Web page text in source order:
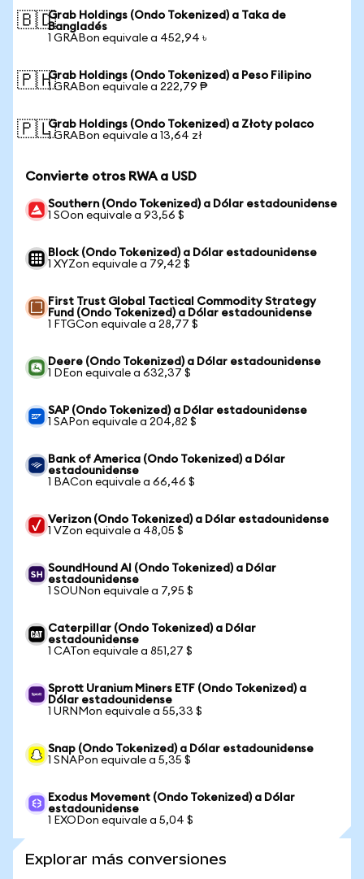
🇧🇩Grab Holdings (Ondo Tokenized) a Taka de
Bangladés
1 GRABon equivale a 452,94 ৳
🇵🇭Grab Holdings (Ondo Tokenized) a Peso Filipino
1 GRABon equivale a 222,79 ₱
🇵🇱Grab Holdings (Ondo Tokenized) a Złoty polaco
1 GRABon equivale a 13,64 zł
Convierte otros RWA a USD
Southern (Ondo Tokenized) a Dólar estadounidense
1 SOon equivale a 93,56 $
Block (Ondo Tokenized) a Dólar estadounidense
1 XYZon equivale a 79,42 $
First Trust Global Tactical Commodity Strategy
Fund (Ondo Tokenized) a Dólar estadounidense
1 FTGCon equivale a 28,77 $
Deere (Ondo Tokenized) a Dólar estadounidense
1 DEon equivale a 632,37 $
SAP (Ondo Tokenized) a Dólar estadounidense
1 SAPon equivale a 204,82 $
Bank of America (Ondo Tokenized) a Dólar
estadounidense
1 BACon equivale a 66,46 $
Verizon (Ondo Tokenized) a Dólar estadounidense
1 VZon equivale a 48,05 $
SoundHound AI (Ondo Tokenized) a Dólar
estadounidense
1 SOUNon equivale a 7,95 $
Caterpillar (Ondo Tokenized) a Dólar
estadounidense
1 CATon equivale a 851,27 $
Sprott Uranium Miners ETF (Ondo Tokenized) a
Dólar estadounidense
1 URNMon equivale a 55,33 $
Snap (Ondo Tokenized) a Dólar estadounidense
1 SNAPon equivale a 5,35 $
Exodus Movement (Ondo Tokenized) a Dólar
estadounidense
1 EXODon equivale a 5,04 $
Explorar más conversiones